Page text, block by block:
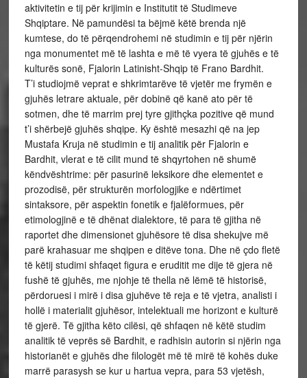
aktivitetin e tij për krijimin e Institutit të Studimeve
Shqiptare. Në pamundësi ta bëjmë këtë brenda një
kumtese, do të përqendrohemi në studimin e tij për njërin
nga monumentet më të lashta e më të vyera të gjuhës e të
kulturës sonë, Fjalorin Latinisht-Shqip të Frano Bardhit.
T’i studiojmë veprat e shkrimtarëve të vjetër me frymën e
gjuhës letrare aktuale, për dobinë që kanë ato për të
sotmen, dhe të marrim prej tyre gjithçka pozitive që mund
t’i shërbejë gjuhës shqipe. Ky është mesazhi që na jep
Mustafa Kruja në studimin e tij analitik për Fjalorin e
Bardhit, vlerat e të cilit mund të shqyrtohen në shumë
këndvështrime: për pasurinë leksikore dhe elementet e
prozodisë, për strukturën morfologjike e ndërtimet
sintaksore, për aspektin fonetik e fjalëformues, për
etimologjinë e të dhënat dialektore, të para të gjitha në
raportet dhe dimensionet gjuhësore të disa shekujve më
parë krahasuar me shqipen e ditëve tona. Dhe në çdo fletë
të këtij studimi shfaqet figura e eruditit me dije të gjera në
fushë të gjuhës, me njohje të thella në lëmë të historisë,
përdoruesi i mirë i disa gjuhëve të reja e të vjetra, analisti i
hollë i materialit gjuhësor, intelektuali me horizont e kulturë
të gjerë. Të gjitha këto cilësi, që shfaqen në këtë studim
analitik të veprës së Bardhit, e radhisin autorin si njërin nga
historianët e gjuhës dhe filologët më të mirë të kohës duke
marrë parasysh se kur u hartua vepra, para 53 vjetësh,